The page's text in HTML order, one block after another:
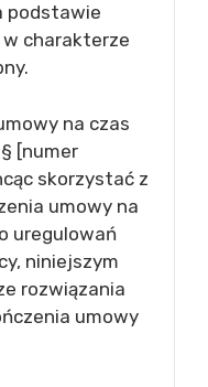
podstawie
charakterze
na czas
[numer
skorzystać z
umowy na
uregulowań
niniejszym
rozwiązania
umowy